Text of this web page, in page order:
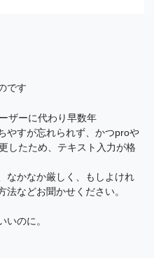
です
ザーに代わり早数年
やすが忘れられず、かつproや
したため、テキスト入力が格
なかなか厳しく、もしよけれ
法などお聞かせください。
いのに。